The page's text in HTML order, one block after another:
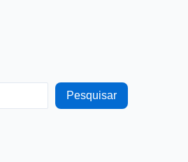
Pesquisar